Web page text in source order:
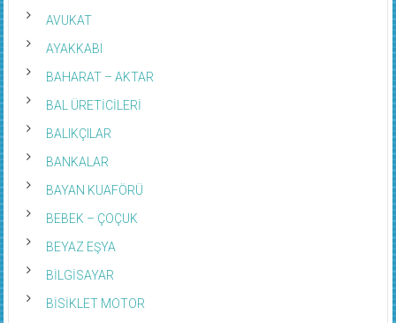
AVUKAT
AYAKKABI
BAHARAT – AKTAR
BAL ÜRETİCİLERİ
BALIKÇILAR
BANKALAR
BAYAN KUAFÖRÜ
BEBEK – ÇOÇUK
BEYAZ EŞYA
BİLGİSAYAR
BİSİKLET MOTOR